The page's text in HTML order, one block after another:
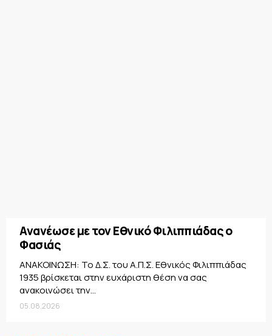
Ανανέωσε με τον Εθνικό Φιλιππιάδας ο
Φασιάς
ΑΝΑΚΟΙΝΩΣΗ: Το Δ.Σ. του Α.Π.Σ. Εθνικός Φιλιππιάδας
1935 βρίσκεται στην ευχάριστη θέση να σας
ανακοινώσει την...
05.08.2026